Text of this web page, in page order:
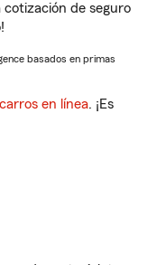
de seguro
basados en primas
en línea. ¡Es